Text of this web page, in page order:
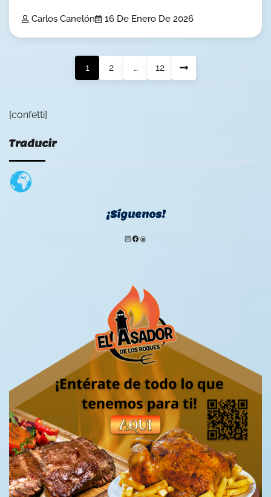
Carlos Canelón 16 De Enero De 2026
1 2 … 12
[confetti]
Traducir
¡Síguenos!
Instagram
Facebook
Threads